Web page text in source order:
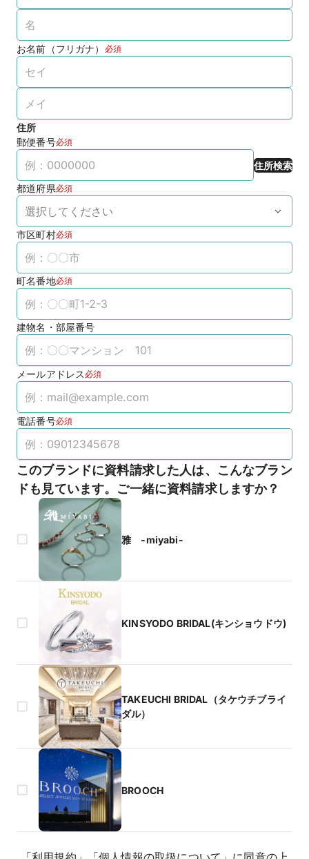
お名前（フリガナ） 必須
住所
郵便番号必須
住所検索
都道府県必須
市区町村必須
町名番地必須
建物名・部屋番号
メールアドレス 必須
電話番号必須
このブランドに資料請求した人は、こんなブラン
ドも見ています。ご一緒に資料請求しますか？
雅 -miyabi-
KINSYODO BRIDAL(キンショウドウ)
TAKEUCHI BRIDAL（タケウチブライ
ダル）
BROOCH